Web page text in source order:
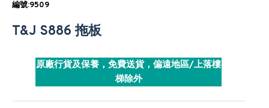
編號:9509
T&J S886 拖板
原廠行貨及保養，免費送貨，偏遠地區/上落樓
梯除外